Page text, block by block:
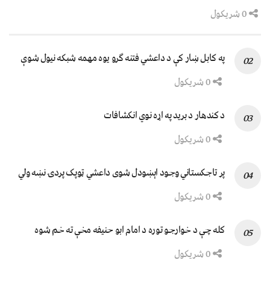
په کابل ښار کې د داعشي فتنه ګرو يوه مهمه شبکه نيول شوې
د کندهار د برید په اړه نوي انکشافات
پر تاجکستاني وجود اېښودل شوی داعشي ټوپک پردۍ نښه ولي
کله چې د خوارجو توره د امام ابو حنیفه مخې ته خم شوه